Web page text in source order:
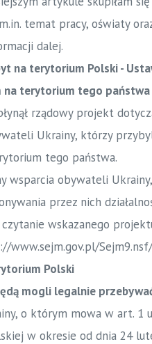
temat pracy, oświaty
dalej.
na terytorium Polski -
terytorium tego państwa
rządowy projekt
Ukrainy, którzy
tego państwa.
wsparcia obywateli
przez nich
wskazanego
Polski
mogli legalnie
o którym mowa w art. 1
w okresie od dnia 24